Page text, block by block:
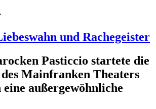
und Rachegeister
Pasticcio startete die
Mainfranken Theaters
außergewöhnliche